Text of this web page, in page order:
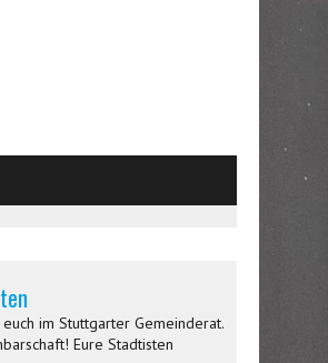
im Stuttgarter Gemeinderat.
Eure Stadtisten